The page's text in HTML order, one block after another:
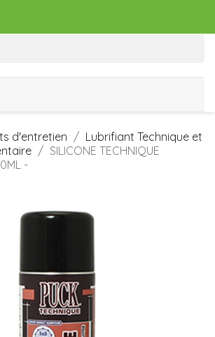
d'entretien
Lubrifiant Technique et
SILICONE TECHNIQUE
-